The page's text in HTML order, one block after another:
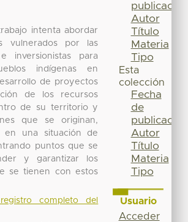
intenta abordar
vulnerados por las
inversionistas para
indígenas en
de proyectos
de los recursos
de su territorio y
que se originan,
en una situación de
puntos que se
y garantizar los
se tienen con estos
completo del
publicación
Autor
Título
Materia
Tipo
Esta
colección
Fecha
de
publicación
Autor
Título
Materia
Tipo
Usuario
Acceder